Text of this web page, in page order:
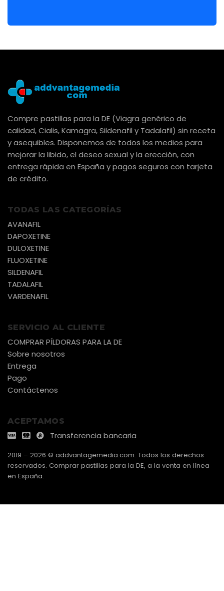
Compre pastillas para la DE (Viagra genérico de
calidad, Cialis, Kamagra, Sildenafil y Tadalafil) sin receta
y asequibles. Disponemos de todos los medios para
mejorar la libido, el deseo sexual y la erección, con
entrega rápida en España y pagos seguros con tarjeta
de crédito.
TODAS LAS CATEGORÍAS
AVANAFIL
DAPOXETINE
DULOXETINE
FLUOXETINE
SILDENAFIL
TADALAFIL
VARDENAFIL
SERVICIO AL CLIENTE
COMPRAR PÍLDORAS PARA LA DE
Sobre nosotros
Entrega
Pago
Contáctenos
ACEPTAMOS
Transferencia bancaria
2019 – 2026 © addvantagemedia.com. Todos los derechos
reservados. Comprar pastillas para la DE, a la venta en línea
en España.